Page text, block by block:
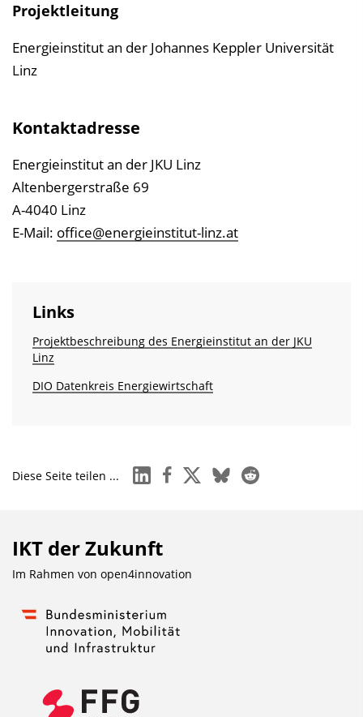
P
u
b
k
i
o
Projektleitung
Energieinstitut an der Johannes Keppler Universität
Linz
Kontaktadresse
Energieinstitut an der JKU Linz
Altenbergerstraße 69
A-4040 Linz
E-Mail: office@energieinstitut-linz.at
Links
Projektbeschreibung des Energieinstitut an der JKU
Linz
DIO Datenkreis Energiewirtschaft
Diese Seite teilen ... linkedinfacebook
x blueskyreddit
IKT der Zukunft
Im Rahmen von open4innovation